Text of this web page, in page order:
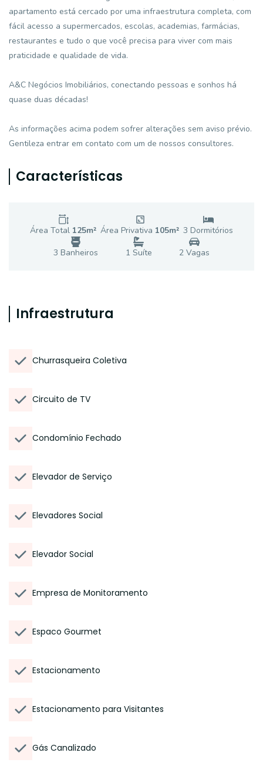
apartamento está cercado por uma infraestrutura completa, com
fácil acesso a supermercados, escolas, academias, farmácias,
restaurantes e tudo o que você precisa para viver com mais
praticidade e qualidade de vida.
A&C Negócios Imobiliários, conectando pessoas e sonhos há
quase duas décadas!
As informações acima podem sofrer alterações sem aviso prévio.
Gentileza entrar em contato com um de nossos consultores.
Características
Área Total 125m² Área Privativa 105m² 3 Dormitórios
3 Banheiros 1 Suíte 2Vagas
Infraestrutura
Churrasqueira Coletiva
Circuito de TV
Condomínio Fechado
Elevador de Serviço
Elevadores Social
Elevador Social
Empresa de Monitoramento
Espaco Gourmet
Estacionamento
Estacionamento para Visitantes
Gás Canalizado